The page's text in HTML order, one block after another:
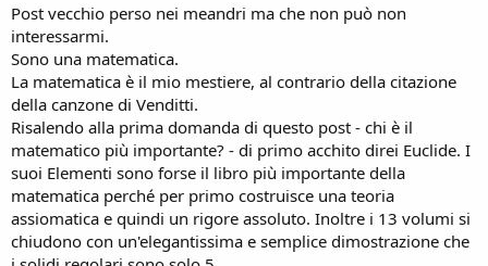
Post vecchio perso nei meandri ma che non può non
interessarmi.
Sono una matematica.
La matematica è il mio mestiere, al contrario della citazione
della canzone di Venditti.
Risalendo alla prima domanda di questo post - chi è il
matematico più importante? - di primo acchito direi Euclide. I
suoi Elementi sono forse il libro più importante della
matematica perché per primo costruisce una teoria
assiomatica e quindi un rigore assoluto. Inoltre i 13 volumi si
chiudono con un'elegantissima e semplice dimostrazione che